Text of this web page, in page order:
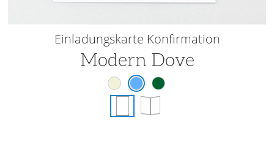
Einladungskarte Konfirmation
Modern Dove